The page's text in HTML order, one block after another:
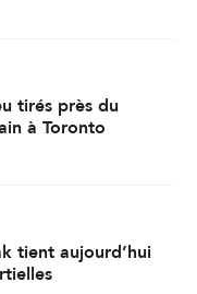
tirés près du
à Toronto
tient aujourd’hui